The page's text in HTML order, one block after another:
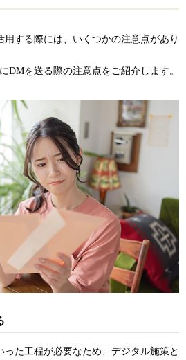
する際には、いくつかの注意点があり
DMを送る際の注意点をご紹介します。
た工程が必要なため、デジタル施策と